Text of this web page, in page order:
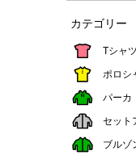
カテゴリー
Tシャツ
ポロシ
パーカ
セット
ブルゾ